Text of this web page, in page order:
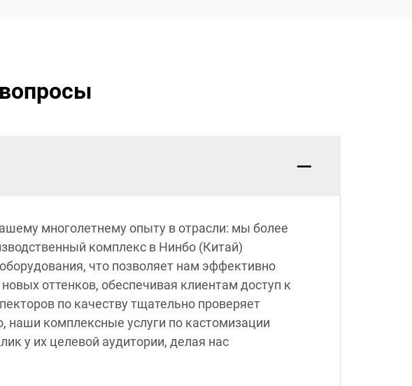
многолетнему опыту в отрасли: мы более
комплекс в Нинбо (Китай)
что позволяет нам эффективно
оттенков, обеспечивая клиентам доступ к
по качеству тщательно проверяет
наши комплексные услуги по кастомизации
у их целевой аудитории, делая нас